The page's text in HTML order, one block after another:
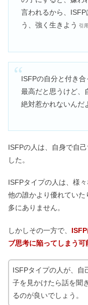
言われるから、
う、強く生きよう
引
ISFPの自分と付き
最高だと思うけど、
絶対惹かれないんだ
ISFPの人は、自身で自
した。
ISFPタイプの人は、様
他の誰かより優れてい
多にありません。
しかしその一方で、
ブ思考に陥ってしまう可
ISFPタイプの人が、自
子を見かけたら話を聞
るのが良いでしょう。